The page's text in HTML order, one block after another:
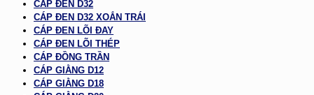
CÁP ĐEN D32
CÁP ĐEN D32 XOẮN TRÁI
CÁP ĐEN LÕI ĐAY
CÁP ĐEN LÕI THÉP
CÁP ĐỒNG TRẦN
CÁP GIẰNG D12
CÁP GIẰNG D18